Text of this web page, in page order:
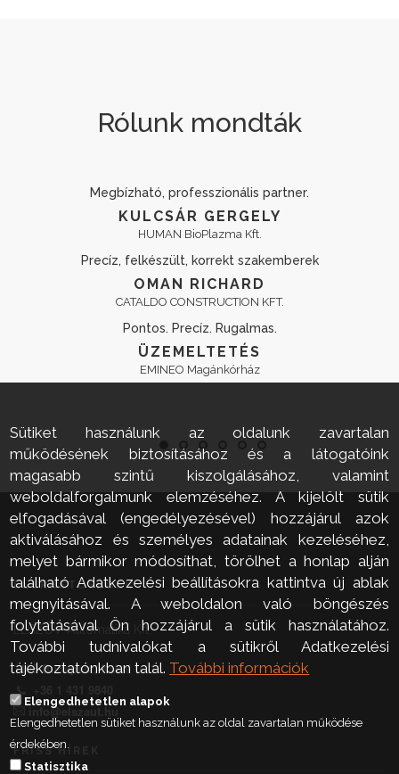
Rólunk mondták
Megbízható, professzionális partner.
KULCSÁR GERGELY
HUMAN BioPlazma Kft.
Precíz, felkészült, korrekt szakemberek
OMAN RICHARD
CATALDO CONSTRUCTION KFT.
Pontos. Precíz. Rugalmas.
ÜZEMELTETÉS
EMINEO Magánkórház
ELÉRHETŐSÉGEK
ELSZÖV-Automatika Kft.
1106 Budapest, Kabai u. 1.
info@elszaut.hu
FRISS HÍREK
Sütiket használunk az oldalunk zavartalan
működésének biztosításához és a látogatóink
magasabb szintű kiszolgálásához, valamint
weboldalforgalmunk elemzéséhez. A kijelölt sütik
elfogadásával (engedélyezésével) hozzájárul azok
aktiválásához és személyes adatainak kezeléséhez,
melyet bármikor módosíthat, törölhet a honlap alján
található Adatkezelési beállításokra kattintva új ablak
megnyitásával. A weboldalon való böngészés
folytatásával Ön hozzájárul a sütik használatához.
További tudnivalókat a sütikről Adatkezelési
tájékoztatónkban talál. További információk
Elengedhetetlen alapok
Elengedhetetlen sütiket használunk az oldal zavartalan működése
érdekében.
Statisztika